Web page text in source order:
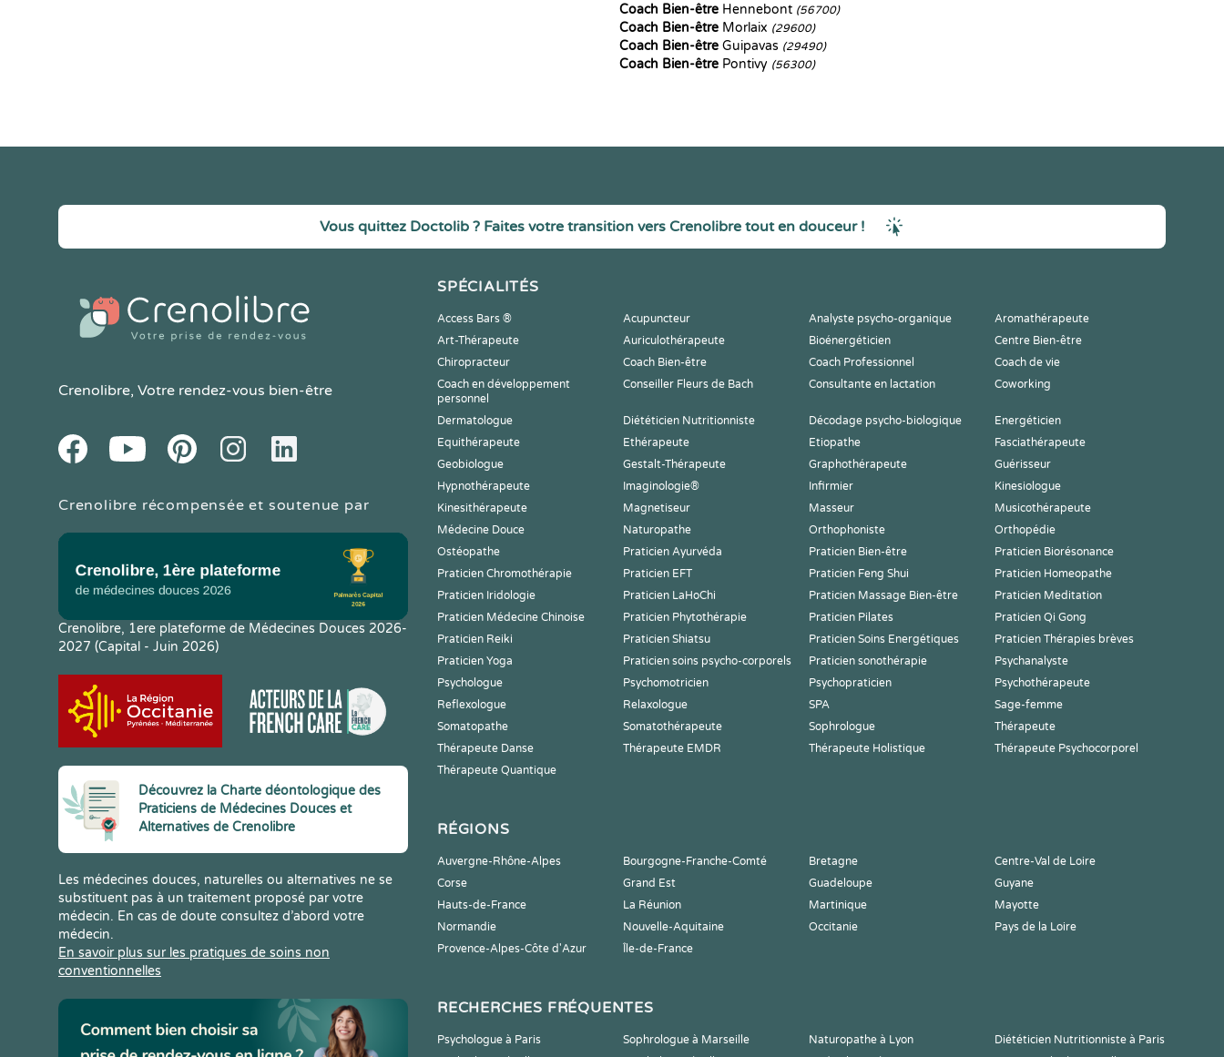
Coach Bien-être Hennebont (56700)
Coach Bien-être Morlaix (29600)
Coach Bien-être Guipavas (29490)
Coach Bien-être Pontivy (56300)
Vous quittez Doctolib ? Faites votre transition vers Crenolibre tout en douceur !
Crenolibre, Votre rendez-vous bien-être
FacebookYoutube PinteresetInstagramLinkedIn
Crenolibre récompensée et soutenue par
Crenolibre, 1ere plateforme de Médecines Douces 2026-
2027 (Capital - Juin 2026)
Découvrez la Charte déontologique des
Praticiens de Médecines Douces et
Alternatives de Crenolibre
Les médecines douces, naturelles ou alternatives ne se
substituent pas à un traitement proposé par votre
médecin. En cas de doute consultez d’abord votre
médecin.
En savoir plus sur les pratiques de soins non
conventionnelles
SPÉCIALITÉS
Access Bars ® Acupuncteur Analyste psycho-organique
Aromathérapeute
Art-Thérapeute
Auriculothérapeute Bioénergéticien
Centre Bien-être
Chiropracteur
Coach Bien-être Coach Professionnel
Coach de vie
Coach en développement
personnel
Conseiller Fleurs de Bach Consultante en lactation Coworking
Dermatologue Diététicien Nutritionniste Décodage psycho-biologique
Energéticien
Equithérapeute
Ethérapeute Etiopathe
Fasciathérapeute
Geobiologue
Gestalt-Thérapeute Graphothérapeute
Guérisseur
Hypnothérapeute
Imaginologie® Infirmier
Kinesiologue
Kinesithérapeute
Magnetiseur Masseur
Musicothérapeute
Médecine Douce
Naturopathe Orthophoniste
Orthopédie
Ostéopathe
Praticien Ayurvéda Praticien Bien-être
Praticien Biorésonance
Praticien Chromothérapie
Praticien EFT Praticien Feng Shui
Praticien Homeopathe
Praticien Iridologie
Praticien LaHoChi Praticien Massage Bien-être
Praticien Meditation
Praticien Médecine Chinoise
Praticien Phytothérapie Praticien Pilates
Praticien Qi Gong
Praticien Reiki
Praticien Shiatsu Praticien Soins Energétiques
Praticien Thérapies brèves
Praticien Yoga
Praticien soins psycho-corporels Praticien sonothérapie
Psychanalyste
Psychologue
Psychomotricien Psychopraticien
Psychothérapeute
Reflexologue
Relaxologue SPA
Sage-femme
Somatopathe
Somatothérapeute Sophrologue
Thérapeute
Thérapeute Danse
Thérapeute EMDR Thérapeute Holistique
Thérapeute Psychocorporel
Thérapeute Quantique
RÉGIONS
Auvergne-Rhône-Alpes Bourgogne-Franche-Comté Bretagne
Centre-Val de Loire
Corse
Grand Est Guadeloupe
Guyane
Hauts-de-France
La Réunion Martinique
Mayotte
Normandie
Nouvelle-Aquitaine Occitanie
Pays de la Loire
Provence-Alpes-Côte d'Azur
Île-de-France
RECHERCHES FRÉQUENTES
Psychologue à Paris Sophrologue à Marseille Naturopathe à Lyon
Diététicien Nutritionniste à Paris